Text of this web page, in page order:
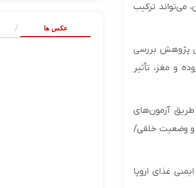
می‌تواند ترکیب
پژوهش بررسی
و مغز، تأثیر
از طریق آزمون‌های
و وضعیت خلقی/
ایمنی غذای اروپا
عکس ها